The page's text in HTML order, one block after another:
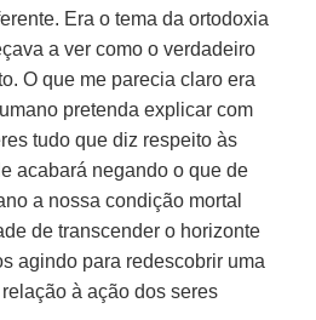
Era o tema da ortodoxia
a ver como o verdadeiro
O que me parecia claro era
pretenda explicar com
tudo que diz respeito às
acabará negando o que de
a nossa condição mortal
de transcender o horizonte
agindo para redescobrir uma
à ação dos seres